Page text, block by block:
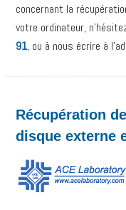
concernant la
votre ordinateur,
91, ou à nous écrire à
Récupération
disque externe